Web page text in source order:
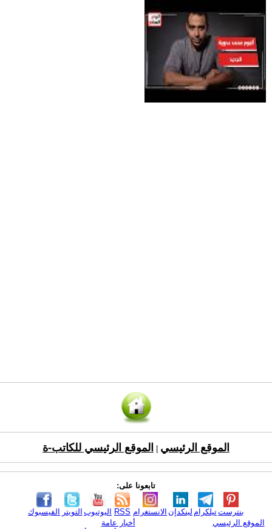
الموقع الرئيسي الموقع الرئيسي للكاتب-ة
تابعونا على:
الفيسبوك التويتر اليوتيوب RSS الانستغرام لينكدإن تيلكرامبنترست
الموقع الرئيسي
أخبار عامة